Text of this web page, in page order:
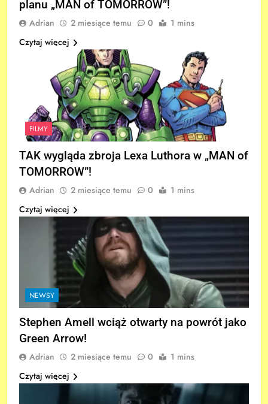
planu „MAN of TOMORROW”!
Adrian 2 miesiące temu 0
1 mins
Czytaj więcej
FILMY
TAK wygląda zbroja Lexa Luthora w „MAN of
TOMORROW”!
Adrian 2 miesiące temu 0
1 mins
Czytaj więcej
NEWSY
Stephen Amell wciąż otwarty na powrót jako
Green Arrow!
Adrian 2 miesiące temu 0
1 mins
Czytaj więcej